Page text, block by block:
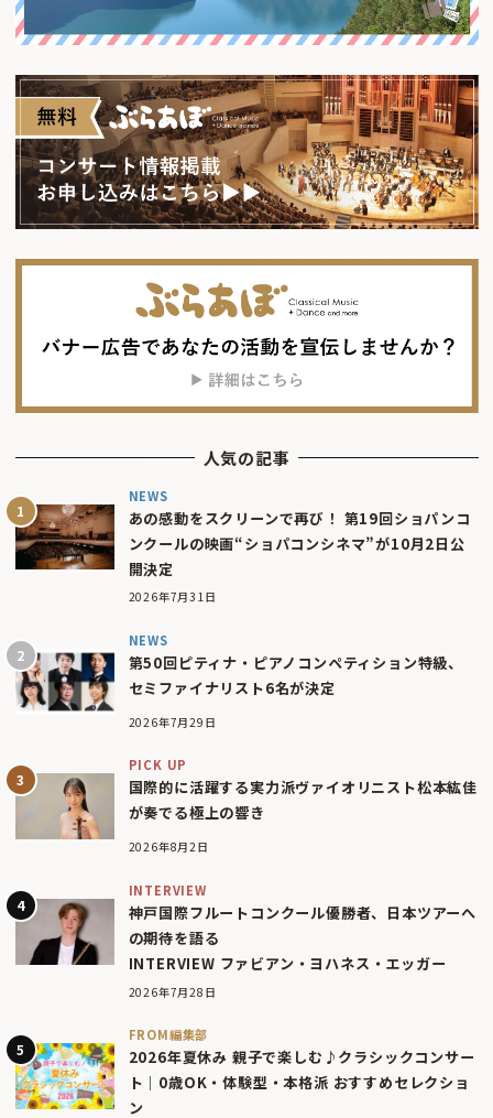
人気の記事
NEWS
あの感動をスクリーンで再び！ 第19回ショパンコ
ンクールの映画“ショパコンシネマ”が10月2日公
開決定
2026年7月31日
NEWS
第50回ピティナ・ピアノコンペティション特級、
セミファイナリスト6名が決定
2026年7月29日
PICK UP
国際的に活躍する実力派ヴァイオリニスト松本紘佳
が奏でる極上の響き
2026年8月2日
INTERVIEW
神戸国際フルートコンクール優勝者、日本ツアーへ
の期待を語る
INTERVIEW ファビアン・ヨハネス・エッガー
2026年7月28日
FROM編集部
2026年夏休み 親子で楽しむ♪クラシックコンサー
ト｜0歳OK・体験型・本格派 おすすめセレクショ
ン